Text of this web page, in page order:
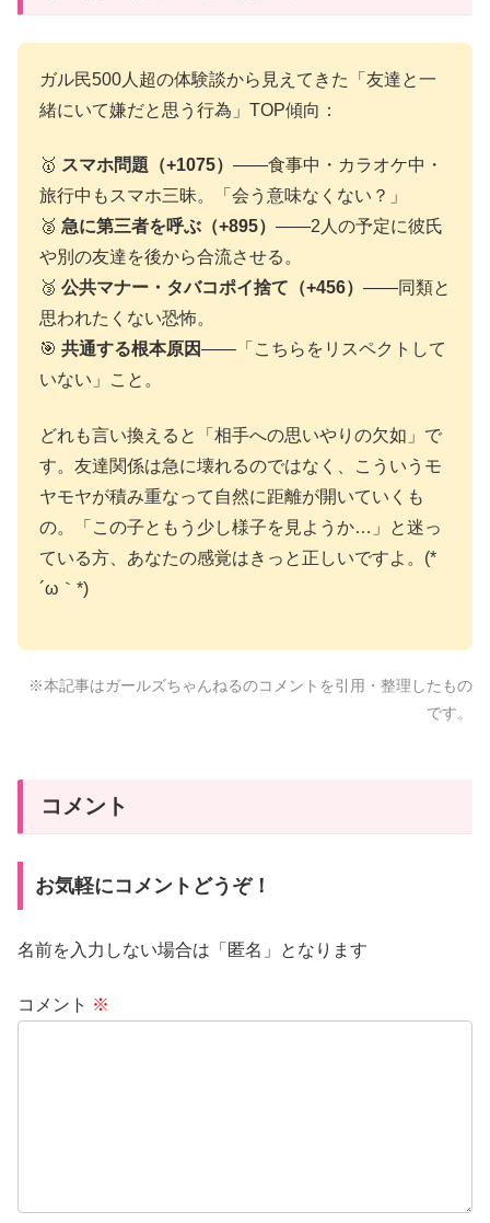
ガル民500人超の体験談から見えてきた「友達と一
緒にいて嫌だと思う行為」TOP傾向：
🥇 スマホ問題（+1075） ——食事中・カラオケ中・
旅行中もスマホ三昧。「会う意味なくない？」
🥈 急に第三者を呼ぶ（+895） ——2人の予定に彼氏
や別の友達を後から合流させる。
🥉 公共マナー・タバコポイ捨て（+456） ——同類と
思われたくない恐怖。
🎯 共通する根本原因——「こちらをリスペクトして
いない」こと。
どれも言い換えると「相手への思いやりの欠如」で
す。友達関係は急に壊れるのではなく、こういうモ
ヤモヤが積み重なって自然に距離が開いていくも
の。「この子ともう少し様子を見ようか…」と迷っ
ている方、あなたの感覚はきっと正しいですよ。(*
´ω｀*)
※本記事はガールズちゃんねるのコメントを引用・整理したもの
です。
コメント
お気軽にコメントどうぞ！
名前を入力しない場合は「匿名」となります
コメント ※